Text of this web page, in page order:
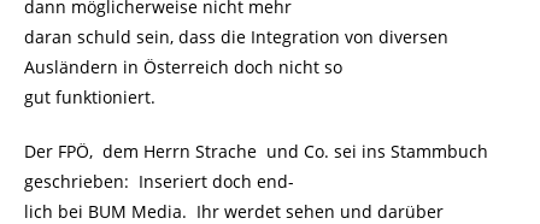
dann möglicherweise nicht mehr
daran schuld sein, dass die Integration von diversen
Ausländern in Österreich doch nicht so
gut funktioniert.
Der FPÖ, dem Herrn Strache und Co. sei ins Stammbuch
geschrieben: Inseriert doch end-
lich bei BUM Media. Ihr werdet sehen und darüber